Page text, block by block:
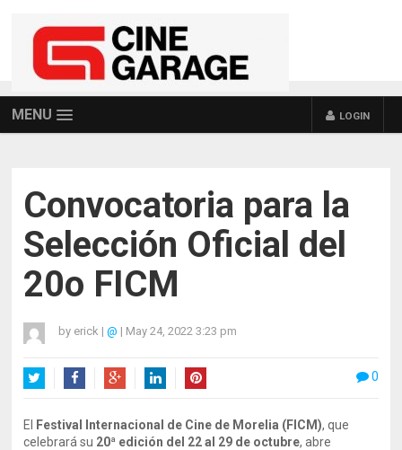
MENU LOGIN
Convocatoria para la
Selección Oficial del
20o FICM
by erick | @ | May 24, 2022 3:23 pm
0
El Festival Internacional de Cine de Morelia (FICM), que
celebrará su 20ª edición del 22 al 29 de octubre, abre